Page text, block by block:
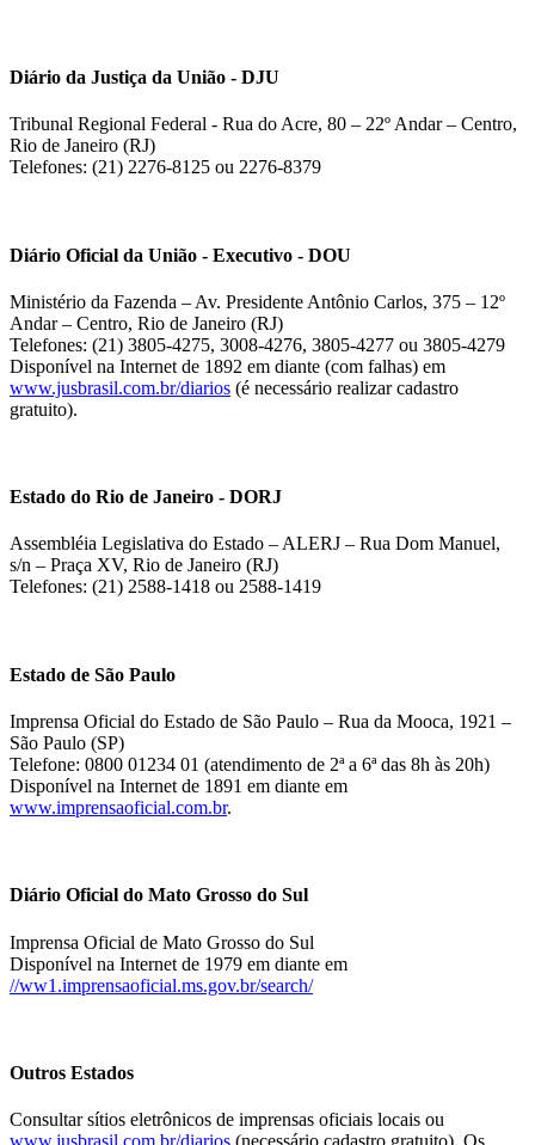
Diário da Justiça da União - DJU
Tribunal Regional Federal - Rua do Acre, 80 – 22º Andar – Centro,
Rio de Janeiro (RJ)
Telefones: (21) 2276-8125 ou 2276-8379
Diário Oficial da União - Executivo - DOU
Ministério da Fazenda – Av. Presidente Antônio Carlos, 375 – 12º
Andar – Centro, Rio de Janeiro (RJ)
Telefones: (21) 3805-4275, 3008-4276, 3805-4277 ou 3805-4279
Disponível na Internet de 1892 em diante (com falhas) em
www.jusbrasil.com.br/diarios (é necessário realizar cadastro
gratuito).
Estado do Rio de Janeiro - DORJ
Assembléia Legislativa do Estado – ALERJ – Rua Dom Manuel,
s/n – Praça XV, Rio de Janeiro (RJ)
Telefones: (21) 2588-1418 ou 2588-1419
Estado de São Paulo
Imprensa Oficial do Estado de São Paulo – Rua da Mooca, 1921 –
São Paulo (SP)
Telefone: 0800 01234 01 (atendimento de 2ª a 6ª das 8h às 20h)
Disponível na Internet de 1891 em diante em
www.imprensaoficial.com.br.
Diário Oficial do Mato Grosso do Sul
Imprensa Oficial de Mato Grosso do Sul
Disponível na Internet de 1979 em diante em
//ww1.imprensaoficial.ms.gov.br/search/
Outros Estados
Consultar sítios eletrônicos de imprensas oficiais locais ou
www.jusbrasil.com.br/diarios (necessário cadastro gratuito). Os